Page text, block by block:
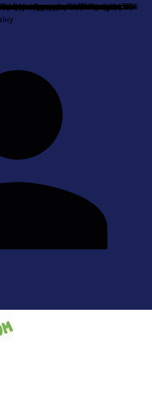
та поверненняКонтактна